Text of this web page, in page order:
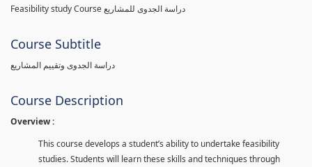
Feasibility study Course دراسة الجدوى للمشاريع
Course Subtitle
دراسة الجدوى وتقييم المشاريع
Course Description
Overview :
This course develops a student’s ability to undertake feasibility
studies. Students will learn these skills and techniques through